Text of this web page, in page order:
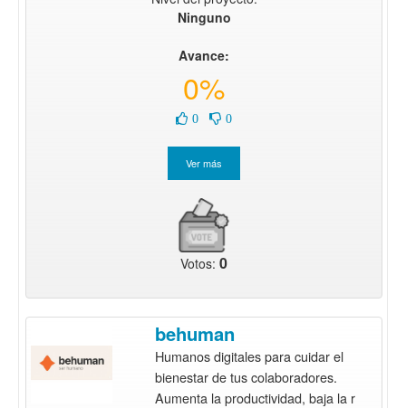
Ninguno
Avance:
0%
0 0
Votos: 0
behuman
Humanos digitales para cuidar el
bienestar de tus colaboradores.
Aumenta la productividad, baja la r